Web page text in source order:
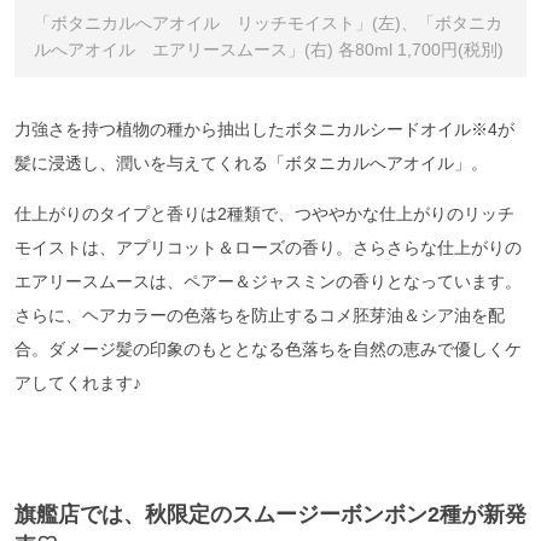
「ボタニカルへアオイル リッチモイスト」(左)、「ボタニカ
ルへアオイル エアリースムース」(右) 各80ml 1,700円(税別)
力強さを持つ植物の種から抽出したボタニカルシードオイル※4が
髪に浸透し、潤いを与えてくれる「ボタニカルへアオイル」。
仕上がりのタイプと香りは2種類で、つややかな仕上がりのリッチ
モイストは、アプリコット＆ローズの香り。さらさらな仕上がりの
エアリースムースは、ペアー＆ジャスミンの香りとなっています。
さらに、ヘアカラーの色落ちを防止するコメ胚芽油＆シア油を配
合。ダメージ髪の印象のもととなる色落ちを自然の恵みで優しくケ
アしてくれます♪
旗艦店では、秋限定のスムージーボンボン2種が新発